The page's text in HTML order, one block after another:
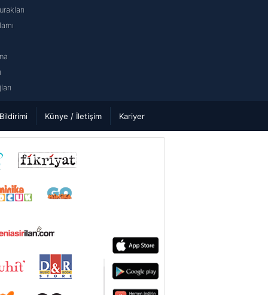
Künye / İletişim Kariyer